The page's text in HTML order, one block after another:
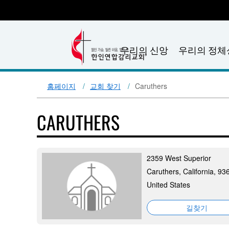
우리의 신앙 우리의 정체
홈페이지 교회 찾기 Caruthers
CARUTHERS
2359 West Superior
Caruthers, California,
United States
길찾기